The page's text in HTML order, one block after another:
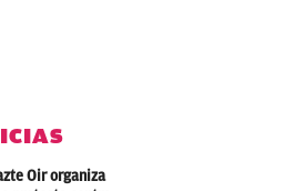
Oir organiza